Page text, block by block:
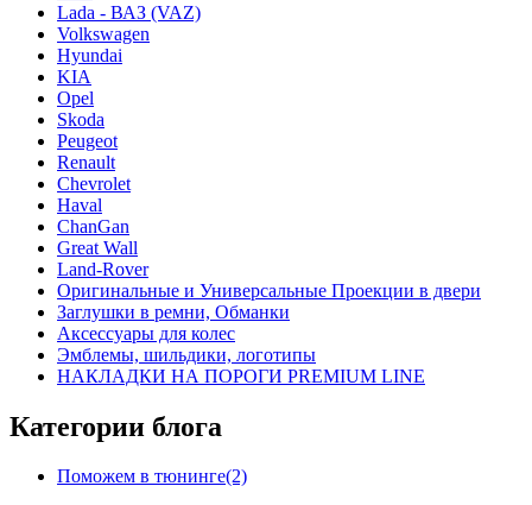
Lada - ВАЗ (VAZ)
Volkswagen
Hyundai
KIA
Opel
Skoda
Peugeot
Renault
Chevrolet
Haval
ChanGan
Great Wall
Land-Rover
Оригинальные и Универсальные Проекции в двери
Заглушки в ремни, Обманки
Аксессуары для колес
Эмблемы, шильдики, логотипы
НАКЛАДКИ НА ПОРОГИ PREMIUM LINE
Категории блога
Поможем в тюнинге(2)